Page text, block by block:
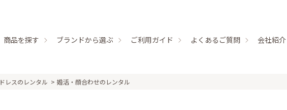
商品を探す ブランドから選ぶ ご利用ガイド よくあるご質問 会社紹介
ドレスのレンタル 婚活・顔合わせのレンタル